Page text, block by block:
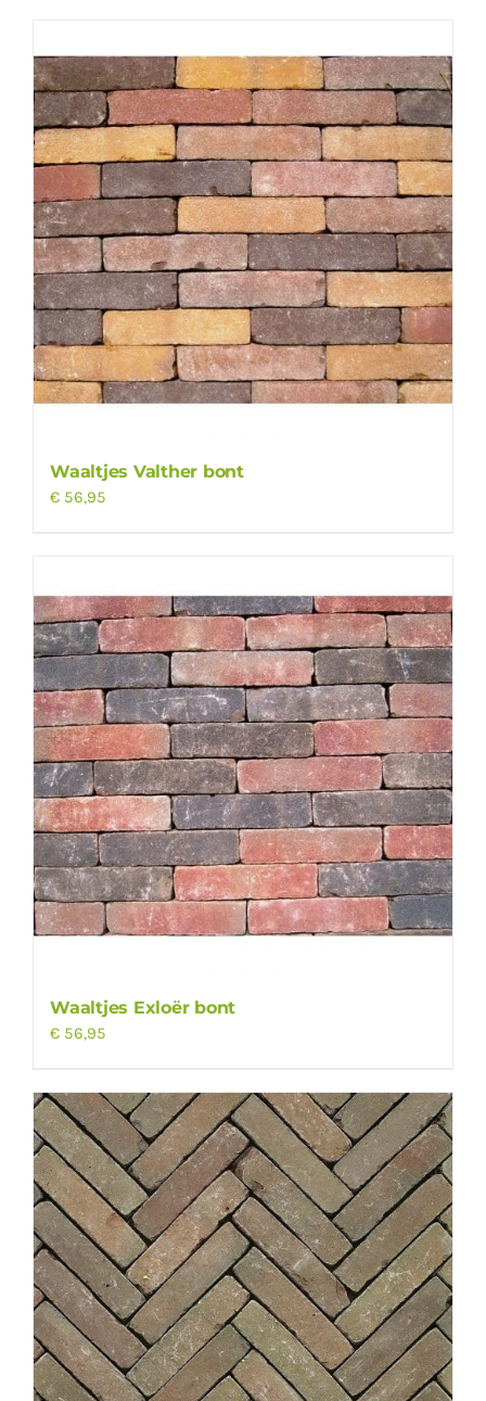
Waaltjes Valther bont
€ 56,95
Waaltjes Exloër bont
€ 56,95